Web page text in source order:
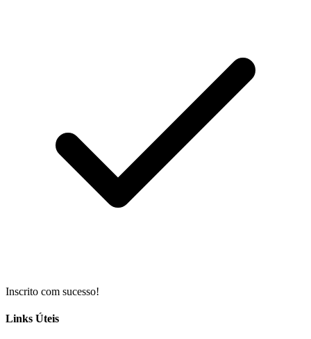
Inscrito com sucesso!
Links Úteis